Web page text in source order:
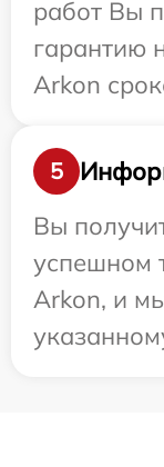
работ Вы
гарантию
Arkon
5
Вы
успешном
Arkon, и